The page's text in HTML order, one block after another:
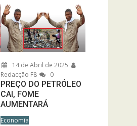
14 de Abril de 2025
Redacção F8
0
PREÇO DO PETRÓLEO
CAI, FOME
AUMENTARÁ
Economia